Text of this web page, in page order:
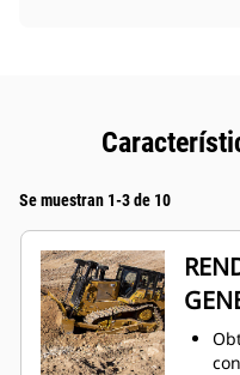
Se muestran 1-3 de 10